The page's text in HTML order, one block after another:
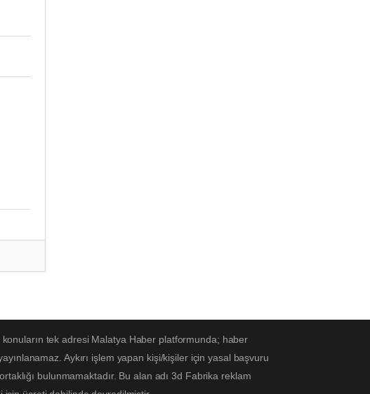
tek adresi Malatya Haber platformunda; haber
Aykırı işlem yapan kişi/kişiler için yasal başvuru
bulunmamaktadır. Bu alan adı 3d Fabrika reklam